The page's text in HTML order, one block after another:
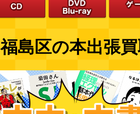
福島区の本出張